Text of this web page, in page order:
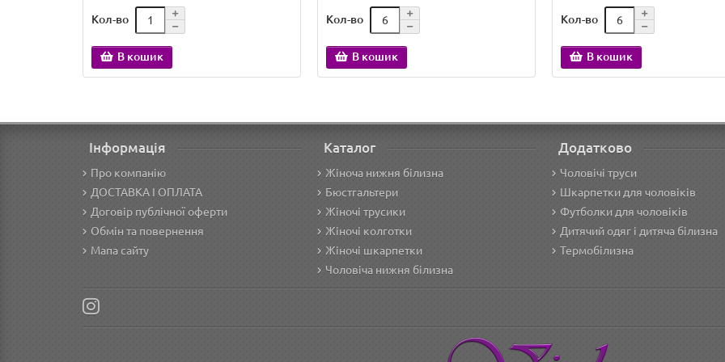
Кол-во
В кошик
Кол-во
В кошик
Кол-во
В кошик
Інформація
Про компанію
ДОСТАВКА І ОПЛАТА
Договір публічної оферти
Обмін та повернення
Мапа сайту
Каталог
Жіноча нижня білизна
Бюстгальтери
Жіночі трусики
Жіночі колготки
Жіночі шкарпетки
Чоловіча нижня білизна
Додатково
Чоловічі труси
Шкарпетки для чоловіків
Футболки для чоловіків
Дитячий одяг і дитяча білизна
Термобілизна